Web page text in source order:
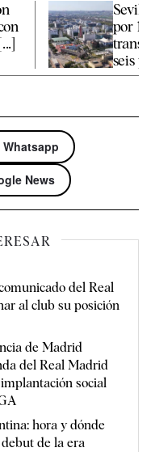
por
seis
News
del Real
al club su posición
de Madrid
del Real Madrid
social
hora y dónde
de la era